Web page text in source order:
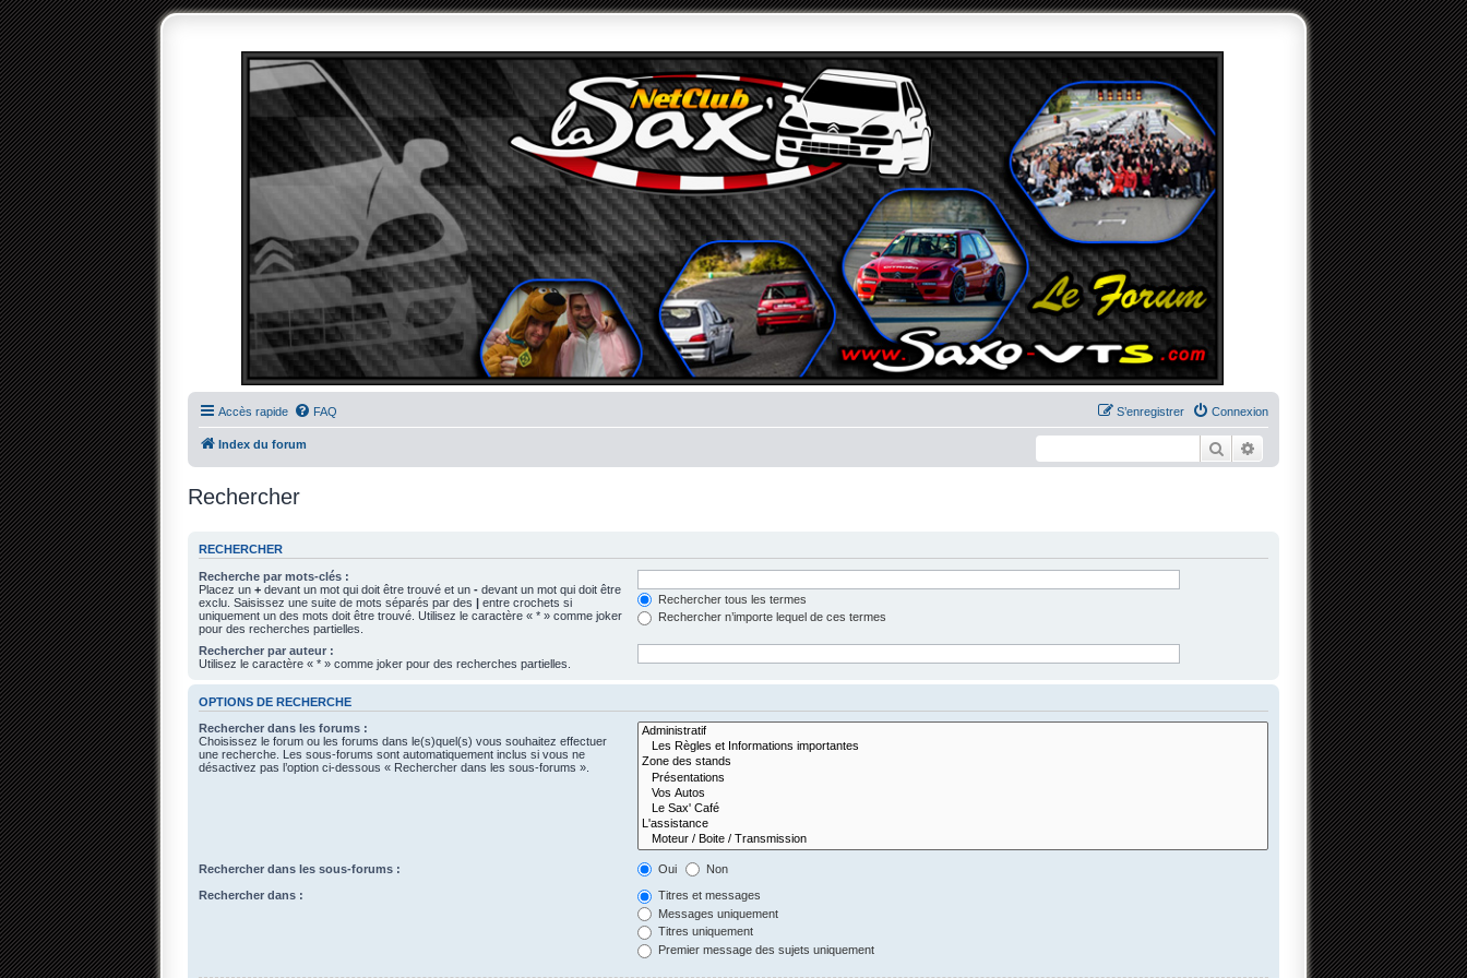
Accès rapide FAQ Connexion
S’enregistrer
Index du forum RechercherRecherche avancée
Rechercher
RECHERCHER
Recherche par mots-clés :
Placez un + devant un mot qui doit être trouvé et un - devant un mot qui doit être
exclu. Saisissez une suite de mots séparés par des | entre crochets si
uniquement un des mots doit être trouvé. Utilisez le caractère « * » comme joker
pour des recherches partielles.
Rechercher tous les termes
Rechercher n’importe lequel de ces termes
Rechercher par auteur :
Utilisez le caractère « * » comme joker pour des recherches partielles.
OPTIONS DE RECHERCHE
Rechercher dans les forums :
Choisissez le forum ou les forums dans le(s)quel(s) vous souhaitez effectuer
une recherche. Les sous-forums sont automatiquement inclus si vous ne
désactivez pas l’option ci-dessous « Rechercher dans les sous-forums ».
Rechercher dans les sous-forums : Oui Non
Rechercher dans :
Titres et messages
Messages uniquement
Titres uniquement
Premier message des sujets uniquement